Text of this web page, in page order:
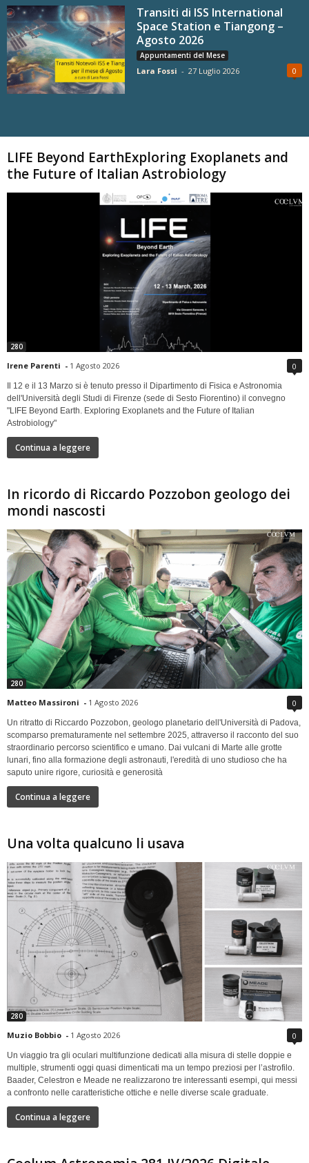
Transiti di ISS International
Space Station e Tiangong –
Agosto 2026
Appuntamenti del Mese
Lara Fossi - 27 Luglio 2026 0
LIFE Beyond EarthExploring Exoplanets and
the Future of Italian Astrobiology
280
Irene Parenti - 1 Agosto 2026 0
Il 12 e il 13 Marzo si è tenuto presso il Dipartimento di Fisica e Astronomia
dell'Università degli Studi di Firenze (sede di Sesto Fiorentino) il convegno
"LIFE Beyond Earth. Exploring Exoplanets and the Future of Italian
Astrobiology"
Continua a leggere
In ricordo di Riccardo Pozzobon geologo dei
mondi nascosti
280
Matteo Massironi - 1 Agosto 2026 0
Un ritratto di Riccardo Pozzobon, geologo planetario dell'Università di Padova,
scomparso prematuramente nel settembre 2025, attraverso il racconto del suo
straordinario percorso scientifico e umano. Dai vulcani di Marte alle grotte
lunari, fino alla formazione degli astronauti, l'eredità di uno studioso che ha
saputo unire rigore, curiosità e generosità
Continua a leggere
Una volta qualcuno li usava
280
Muzio Bobbio - 1 Agosto 2026 0
Un viaggio tra gli oculari multifunzione dedicati alla misura di stelle doppie e
multiple, strumenti oggi quasi dimenticati ma un tempo preziosi per l’astrofilo.
Baader, Celestron e Meade ne realizzarono tre interessanti esempi, qui messi
a confronto nelle caratteristiche ottiche e nelle diverse scale graduate.
Continua a leggere